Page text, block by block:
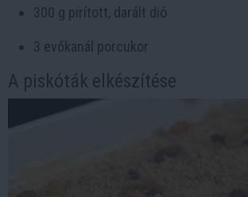
300 g pirított, darált dió
3 evőkanál porcukor
A piskóták elkészítése